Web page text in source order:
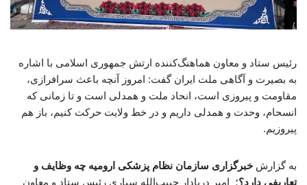
رئیس ستاد و معاون هماهنگ‌کننده ارتش جمهوری اسلامی با اشاره
به بصیرت و آگاهی ملت ایران گفت: امروز آنچه باعث سرافرازی،
مقاومت و پیروزی است، انحاد ملت و همدلی است و تا زمانی که
انسحام، وحدت و همدلی داریم و در خط ولایت حرکت کنیم، باز هم
پیروزیم.
به گزارش خبرگزاری سازمان نظام پزشکی ارومیه چه وظایف و
تعاریفی دارد؟؛ امیر دریادار حبیب‌الله سیاری رئیس ستاد و معاون